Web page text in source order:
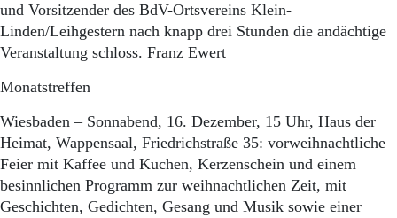
und Vorsitzender des BdV-Ortsvereins Klein-
Linden/Leihgestern nach knapp drei Stunden die andächtige
Veranstaltung schloss. Franz Ewert
Monatstreffen
Wiesbaden – Sonnabend, 16. Dezember, 15 Uhr, Haus der
Heimat, Wappensaal, Friedrichstraße 35: vorweihnachtliche
Feier mit Kaffee und Kuchen, Kerzenschein und einem
besinnlichen Programm zur weihnachtlichen Zeit, mit
Geschichten, Gedichten, Gesang und Musik sowie einer